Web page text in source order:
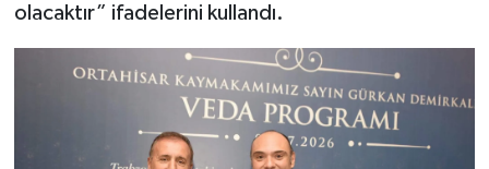
olacaktır” ifadelerini kullandı.